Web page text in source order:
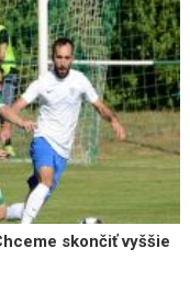
skončiť vyššie